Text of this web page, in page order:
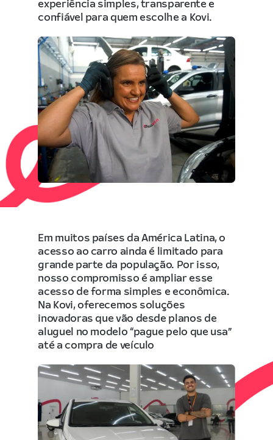
experiência simples, transparente e
confiável para quem escolhe a Kovi.
Em muitos países da América Latina, o
acesso ao carro ainda é limitado para
grande parte da população. Por isso,
nosso compromisso é ampliar esse
acesso de forma simples e econômica.
Na Kovi, oferecemos soluções
inovadoras que vão desde planos de
aluguel no modelo “pague pelo que usa”
até a compra de veículo